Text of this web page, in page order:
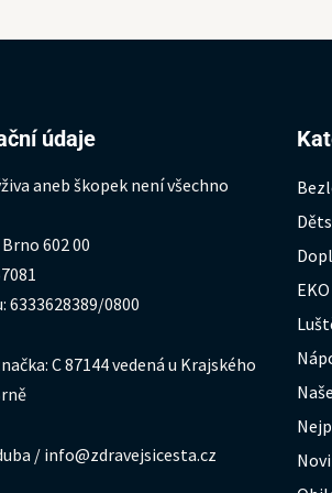
údaje
aneb škopek není všechno
602 00
6333628389/0800
C 87144 vedená u Krajského
/ info@zdravejsicesta.cz